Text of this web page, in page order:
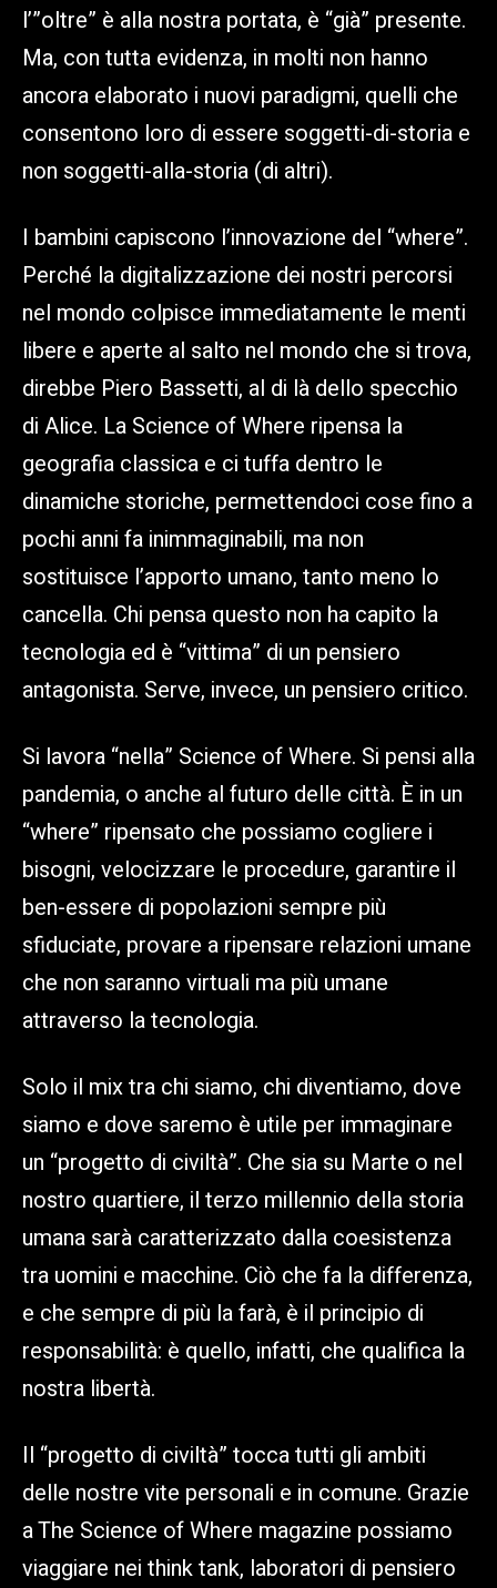
l’”oltre” è alla nostra portata, è “già” presente.
Ma, con tutta evidenza, in molti non hanno
ancora elaborato i nuovi paradigmi, quelli che
consentono loro di essere soggetti-di-storia e
non soggetti-alla-storia (di altri).
I bambini capiscono l’innovazione del “where”.
Perché la digitalizzazione dei nostri percorsi
nel mondo colpisce immediatamente le menti
libere e aperte al salto nel mondo che si trova,
direbbe Piero Bassetti, al di là dello specchio
di Alice. La Science of Where ripensa la
geografia classica e ci tuffa dentro le
dinamiche storiche, permettendoci cose fino a
pochi anni fa inimmaginabili, ma non
sostituisce l’apporto umano, tanto meno lo
cancella. Chi pensa questo non ha capito la
tecnologia ed è “vittima” di un pensiero
antagonista. Serve, invece, un pensiero critico.
Si lavora “nella” Science of Where. Si pensi alla
pandemia, o anche al futuro delle città. È in un
“where” ripensato che possiamo cogliere i
bisogni, velocizzare le procedure, garantire il
ben-essere di popolazioni sempre più
sfiduciate, provare a ripensare relazioni umane
che non saranno virtuali ma più umane
attraverso la tecnologia.
Solo il mix tra chi siamo, chi diventiamo, dove
siamo e dove saremo è utile per immaginare
un “progetto di civiltà”. Che sia su Marte o nel
nostro quartiere, il terzo millennio della storia
umana sarà caratterizzato dalla coesistenza
tra uomini e macchine. Ciò che fa la differenza,
e che sempre di più la farà, è il principio di
responsabilità: è quello, infatti, che qualifica la
nostra libertà.
Il “progetto di civiltà” tocca tutti gli ambiti
delle nostre vite personali e in comune. Grazie
a The Science of Where magazine possiamo
viaggiare nei think tank, laboratori di pensiero